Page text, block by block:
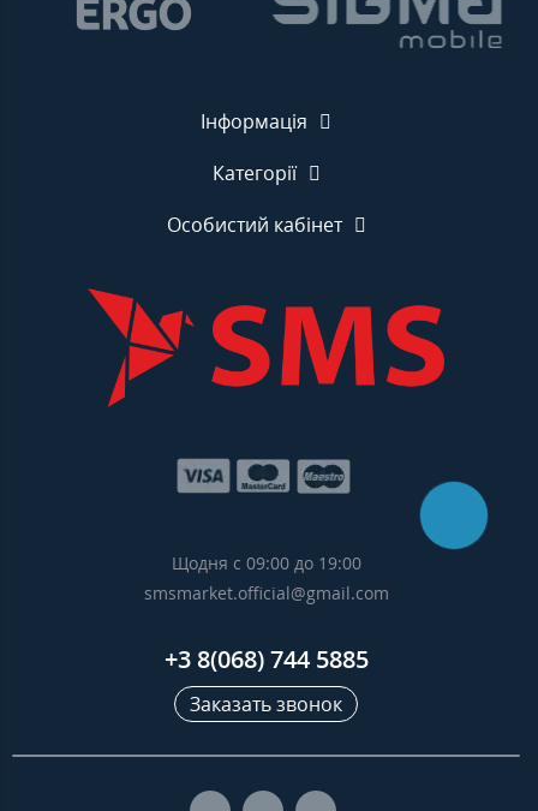
Інформація
Категорії
Особистий кабінет
Щодня с 09:00 до 19:00
smsmarket.official@gmail.com
+3 8(068) 744 5885
Заказать звонок